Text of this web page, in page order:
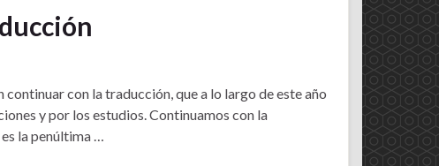
con la traducción, que a lo largo de este año
y por los estudios. Continuamos con la
la penúltima …